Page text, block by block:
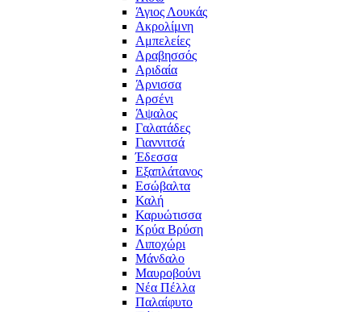
Άγιος Λουκάς
Ακρολίμνη
Αμπελείες
Αραβησσός
Αριδαία
Άρνισσα
Αρσένι
Άψαλος
Γαλατάδες
Γιαννιτσά
Έδεσσα
Εξαπλάτανος
Εσώβαλτα
Καλή
Καρυώτισσα
Κρύα Βρύση
Λιποχώρι
Μάνδαλο
Μαυροβούνι
Νέα Πέλλα
Παλαίφυτο